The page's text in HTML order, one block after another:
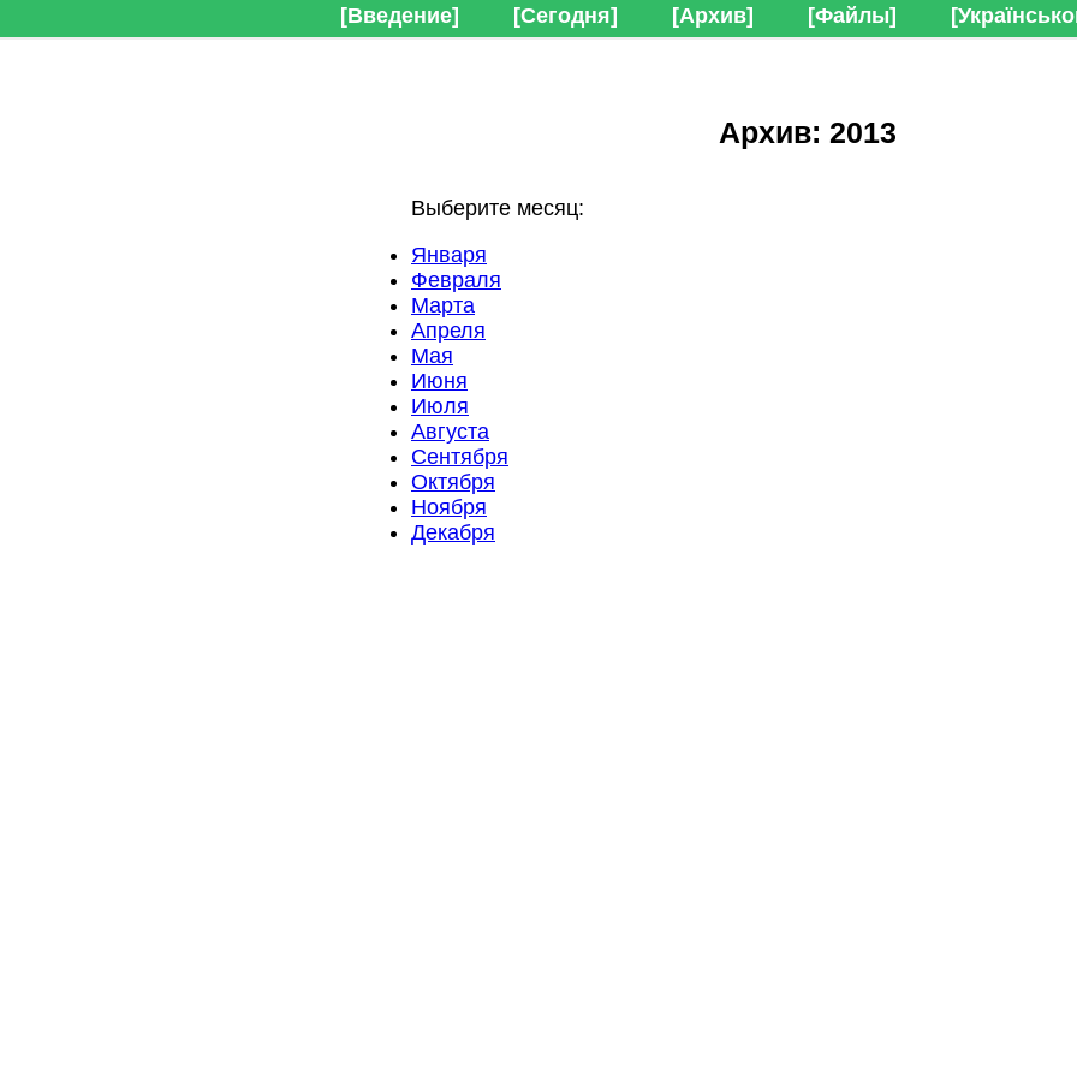
[Введение] [Сегодня] [Архив] [Файлы]
Архив: 2013
Выберите месяц:
Января
Февраля
Марта
Апреля
Мая
Июня
Июля
Августа
Сентября
Октября
Ноября
Декабря